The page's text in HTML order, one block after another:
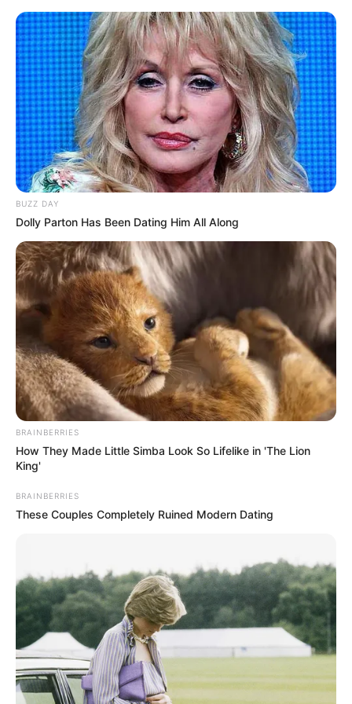
Hotels - Ferienquartiere - Ostsee
Ostsee Kostenlose Reiseführer
Bald ist Hohes Friedensfest (in Augsburg ein Feiertag):
Sonnabend, den 08.08.2026
Hotels und Ferienquartiere in Ostsee unterwww.tourist-
Eine Reise nach Ostsee ist empfehlenswert, denn Ostsee
hat einsehenswertes Stadtzentrum
Für die kleine Reisekasse bietet sich außerdem
Couchsurfingan.
BUZZ DAY
Dolly Parton Has Been Dating Him All Along
BRAINBERRIES
How They Made Little Simba Look So Lifelike in 'The Lion
King'
BRAINBERRIES
These Couples Completely Ruined Modern Dating